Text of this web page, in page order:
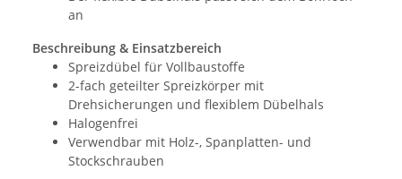
an
Beschreibung & Einsatzbereich
Spreizdübel für Vollbaustoffe
2-fach geteilter Spreizkörper mit
Drehsicherungen und flexiblem Dübelhals
Halogenfrei
Verwendbar mit Holz-, Spanplatten- und
Stockschrauben